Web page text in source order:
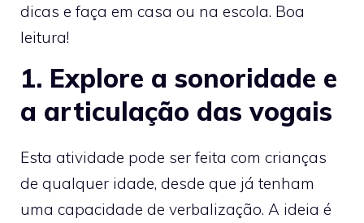
dicas e faça em casa ou na escola. Boa
leitura!
1. Explore a sonoridade e
a articulação das vogais
Esta atividade pode ser feita com crianças
de qualquer idade, desde que já tenham
uma capacidade de verbalização. A ideia é